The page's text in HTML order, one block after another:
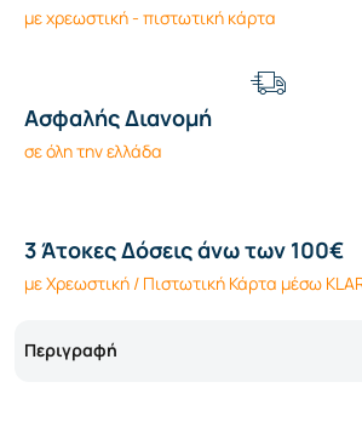
με χρεωστική - πιστωτική κάρτα
Ασφαλής Διανομή
σε όλη την ελλάδα
3 Άτοκες Δόσεις άνω των 100€
με Χρεωστική / Πιστωτική Κάρτα μέσω
Περιγραφή